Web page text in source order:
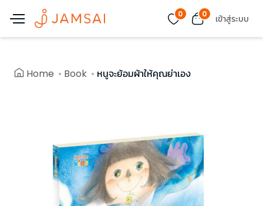
0 0 เข้าสู่ระบบ
Home Book หนูจะย้อมผ้าให้คุณย่าเอง